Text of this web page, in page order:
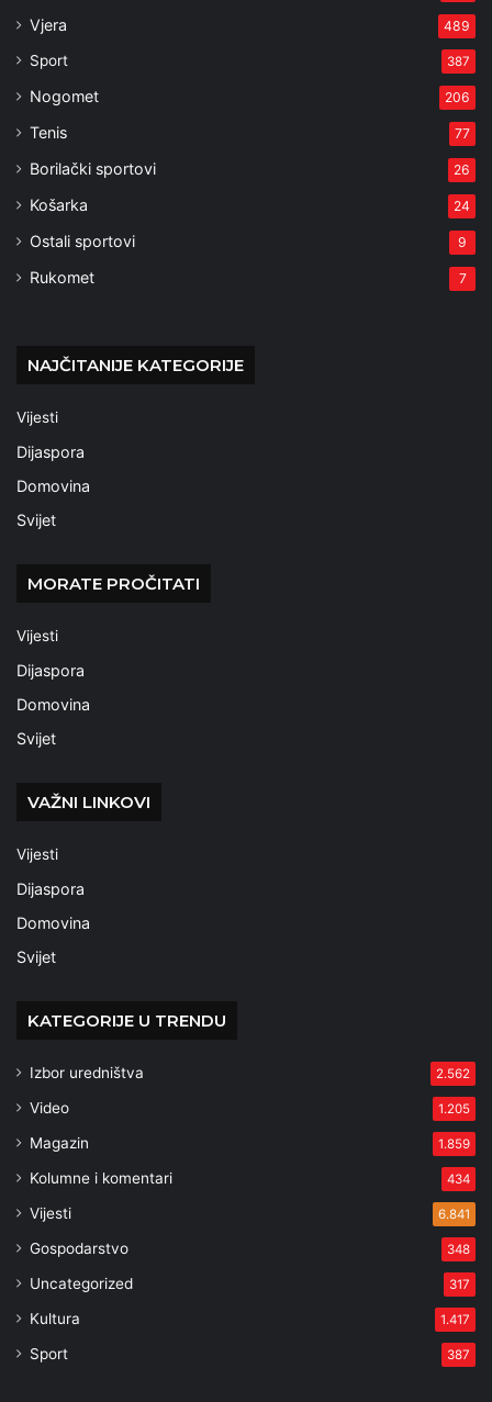
Vjera 489
Sport 387
Nogomet 206
Tenis 77
Borilački sportovi 26
Košarka 24
Ostali sportovi 9
Rukomet 7
NAJČITANIJE KATEGORIJE
Vijesti
Dijaspora
Domovina
Svijet
MORATE PROČITATI
Vijesti
Dijaspora
Domovina
Svijet
VAŽNI LINKOVI
Vijesti
Dijaspora
Domovina
Svijet
KATEGORIJE U TRENDU
Izbor uredništva 2.562
Video 1.205
Magazin 1.859
Kolumne i komentari 434
Vijesti 6.841
Gospodarstvo 348
Uncategorized 317
Kultura 1.417
Sport 387